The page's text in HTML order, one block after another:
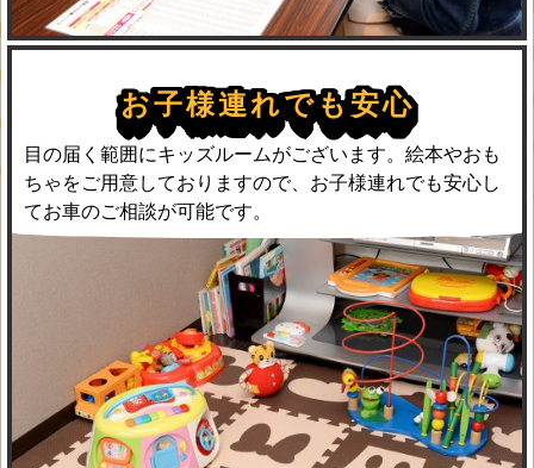
お子様連れでも安心
目の届く範囲にキッズルームがございます。絵本やおも
ちゃをご用意しておりますので、お子様連れでも安心し
てお車のご相談が可能です。